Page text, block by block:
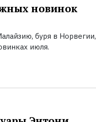
новинок
буря в Норвегии,
июля.